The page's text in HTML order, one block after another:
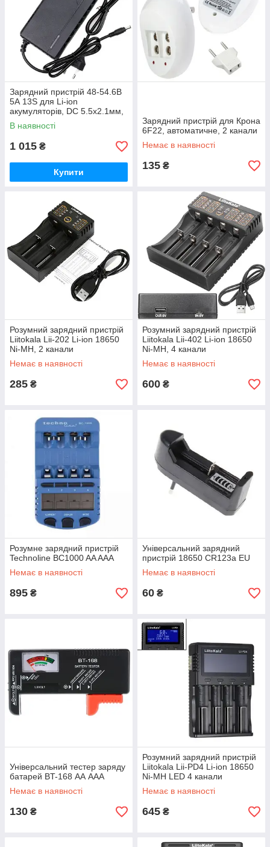
Зарядний пристрій 48-54.6В
5А 13S для Li-ion
акумуляторів, DC 5.5x2.1мм,
вентилятор
В наявності
1 015 ₴
Купити
Зарядний пристрій для Крона
6F22, автоматичне, 2 канали
Немає в наявності
135 ₴
Розумний зарядний пристрій
Liitokala Lii-202 Li-ion 18650
Ni-MH, 2 канали
Немає в наявності
285 ₴
Розумний зарядний пристрій
Liitokala Lii-402 Li-ion 18650
Ni-MH, 4 канали
Немає в наявності
600 ₴
Розумне зарядний пристрій
Technoline BC1000 AA AAA
Немає в наявності
895 ₴
Універсальний зарядний
пристрій 18650 CR123a EU
Немає в наявності
60 ₴
Універсальний тестер заряду
батарей BT-168 АА AАА
Немає в наявності
130 ₴
Розумний зарядний пристрій
Liitokala Lii-PD4 Li-ion 18650
Ni-MH LED 4 канали
Немає в наявності
645 ₴